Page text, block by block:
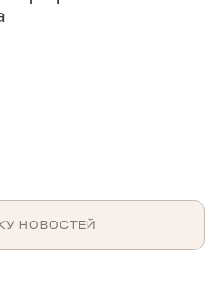
НОВОСТЕЙ